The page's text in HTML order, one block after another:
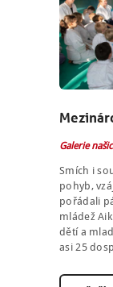
Galerie
Smích i
pohyb,
pořádali
mládež
dětí a
asi 25